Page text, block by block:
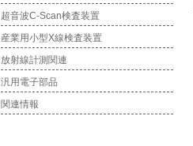
超音波C-Scan検査装置
産業用小型X線検査装置
放射線計測関連
汎用電子部品
関連情報